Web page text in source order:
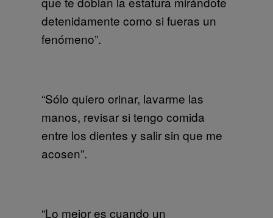
detenidamente como si fueras un
fenómeno”.
“Sólo quiero orinar, lavarme las
manos, revisar si tengo comida
entre los dientes y salir sin que me
acosen”.
“Lo mejor es cuando un